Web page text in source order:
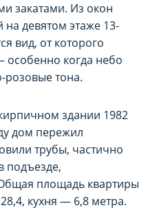
закатами. Из окон
девятом этаже 13-
вид, от которого
особенно когда небо
розовые тона.
здании 1982
дом пережил
трубы, частично
подъезде,
площадь квартиры
кухня — 6,8 метра.